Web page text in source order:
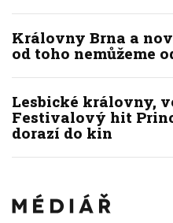
Královny Brna a
od toho nemůžeme
Lesbické královny,
Festivalový hit
dorazí do kin